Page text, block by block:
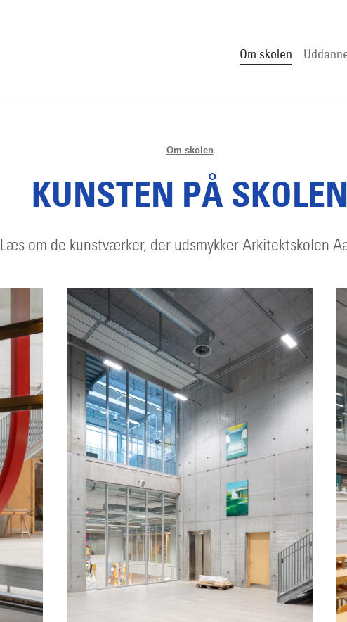
Om skolen
Om skolen
KUNSTEN PÅ
Læs om de kunstværker, der udsmykker Arkitektskolen